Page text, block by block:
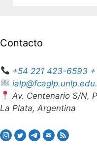
Contacto
+54 221 423-6593 +
Av. Centenario S/N,
La Plata, Argentina